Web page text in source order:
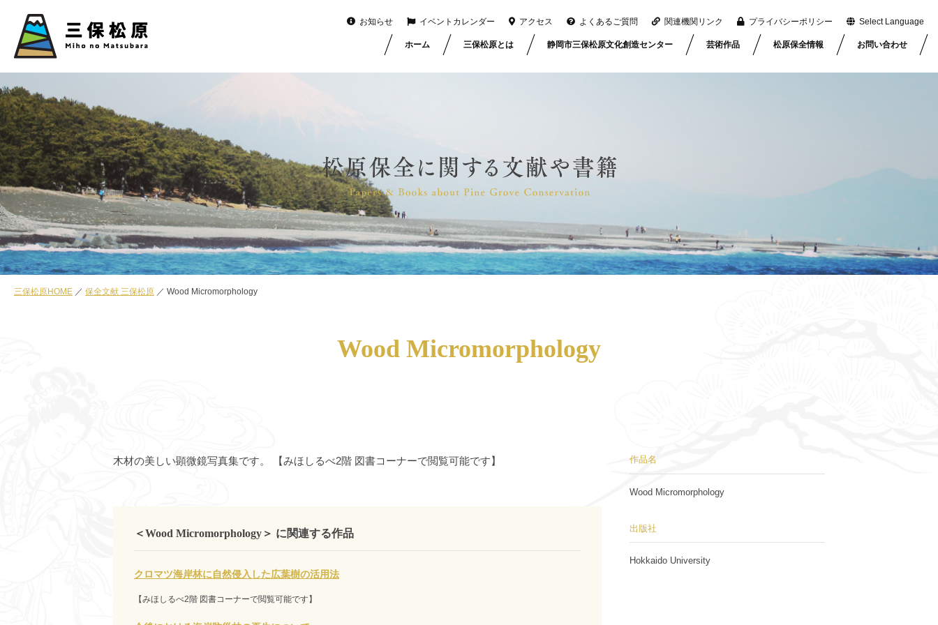
お知らせ イベントカレンダー アクセス よくあるご質問 関連機関リンク プライバシーポリシー Select Language
ホーム 三保松原とは 静岡市三保松原文化創造センター 芸術作品 松原保全情報 お問い合わせ
三保松原HOME 保全文献 三保松原 Wood Micromorphology
Wood Micromorphology
木材の美しい顕微鏡写真集です。 【みほしるべ2階 図書コーナーで閲覧可能です】
＜Wood Micromorphology＞ に関連する作品
クロマツ海岸林に自然侵入した広葉樹の活用法
【みほしるべ2階 図書コーナーで閲覧可能です】
作品名
Wood Micromorphology
出版社
Hokkaido University